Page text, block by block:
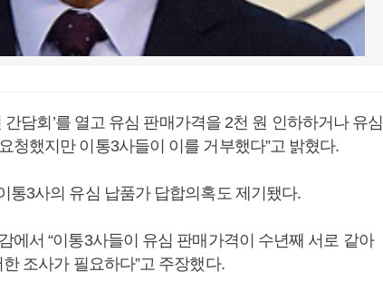
간담회’를 열고 유심 판매가격을 2천 원 인하하거나 유심
청했지만 이통3사들이 이를 거부했다”고 밝혔다.
통3사의 유심 납품가 답합의혹도 제기됐다.
에서 “이통3사들이 유심 판매가격이 수년째 서로 같아
조사가 필요하다”고 주장했다.